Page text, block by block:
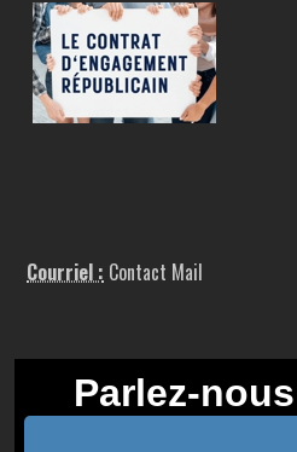
Courriel : Contact Mail